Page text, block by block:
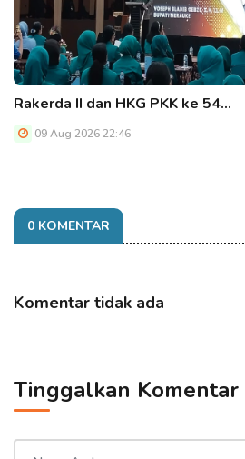
Rakerda II dan HKG PKK ke 54…
09 Aug 2026 22:46
0 KOMENTAR
Komentar tidak ada
Tinggalkan Komentar